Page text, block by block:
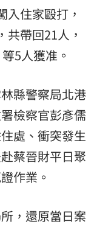
入住家毆打，
帶回21人，
5人獲准。
縣警察局北港
檢察官彭彥儒
處、衝突發生
蔡晉財平日聚
作業。
，還原當日案